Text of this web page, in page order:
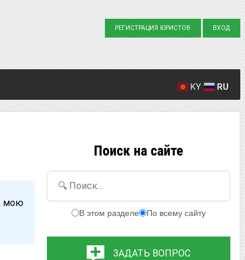
РЕГИСТРАЦИЯ ЮРИСТОВ ВХОД
KY RU
мою
Поиск на сайте
🔍 Поиск...
В этом разделе По всему сайту
ЗАДАТЬ ВОПРОС